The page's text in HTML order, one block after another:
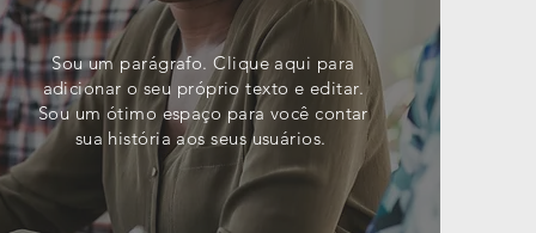
Sou um parágrafo. Clique aqui para
adicionar o seu próprio texto e editar.
Sou um ótimo espaço para você contar
sua história aos seus usuários.